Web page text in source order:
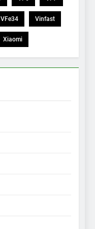
VFe34 Vinfast
Xiaomi